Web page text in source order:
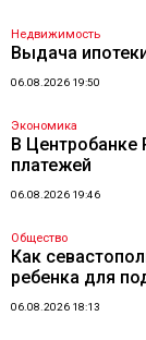
Недвижимость
Выдача
06.08.2026 19:50
Экономика
В
платежей
06.08.2026 19:46
Общество
Как
ребенка для
06.08.2026 18:13